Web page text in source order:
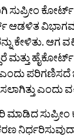
ಸುಪ್ರೀಂ
ಕೇಳಿತು. ಆಗ
ಮತ್ತು
ಎಂದು
ಎಂದು
ಮಾಡಿದ